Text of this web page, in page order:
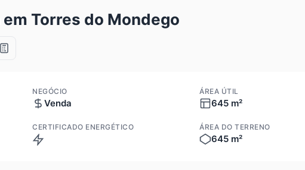
Torres do Mondego
NEGÓCIO
Venda
ÁREA ÚTIL
645 m²
CERTIFICADO ENERGÉTICO
ÁREA DO TERRENO
645 m²